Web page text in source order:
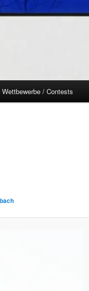
Wettbewerbe / Contests